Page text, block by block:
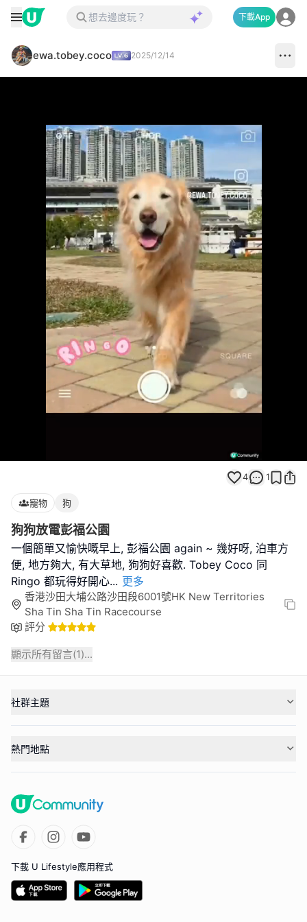
下載App
ewa.tobey.coco 2025/12/14
100.00%
4 1
寵物 狗
狗狗放電彭福公園
一個簡單又愉快嘅早上, 彭福公園 again ~ 幾好呀, 泊車方
便, 地方夠大, 有大草地, 狗狗好喜歡. Tobey Coco 同
Ringo 都玩得好開心... 更多
香港沙田大埔公路沙田段6001號HK New Territories
Sha Tin Sha Tin Racecourse
評分
顯示所有留言(1)...
社群主題
熱門地點
下載 U Lifestyle應用程式